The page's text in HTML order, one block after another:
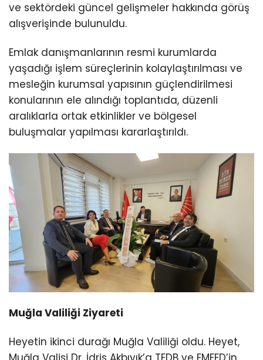
ve sektördeki güncel gelişmeler hakkında görüş
alışverişinde bulunuldu.
Emlak danışmanlarının resmi kurumlarda
yaşadığı işlem süreçlerinin kolaylaştırılması ve
mesleğin kurumsal yapısının güçlendirilmesi
konularının ele alındığı toplantıda, düzenli
aralıklarla ortak etkinlikler ve bölgesel
buluşmalar yapılması kararlaştırıldı.
Muğla Valiliği Ziyareti
Heyetin ikinci durağı Muğla Valiliği oldu. Heyet,